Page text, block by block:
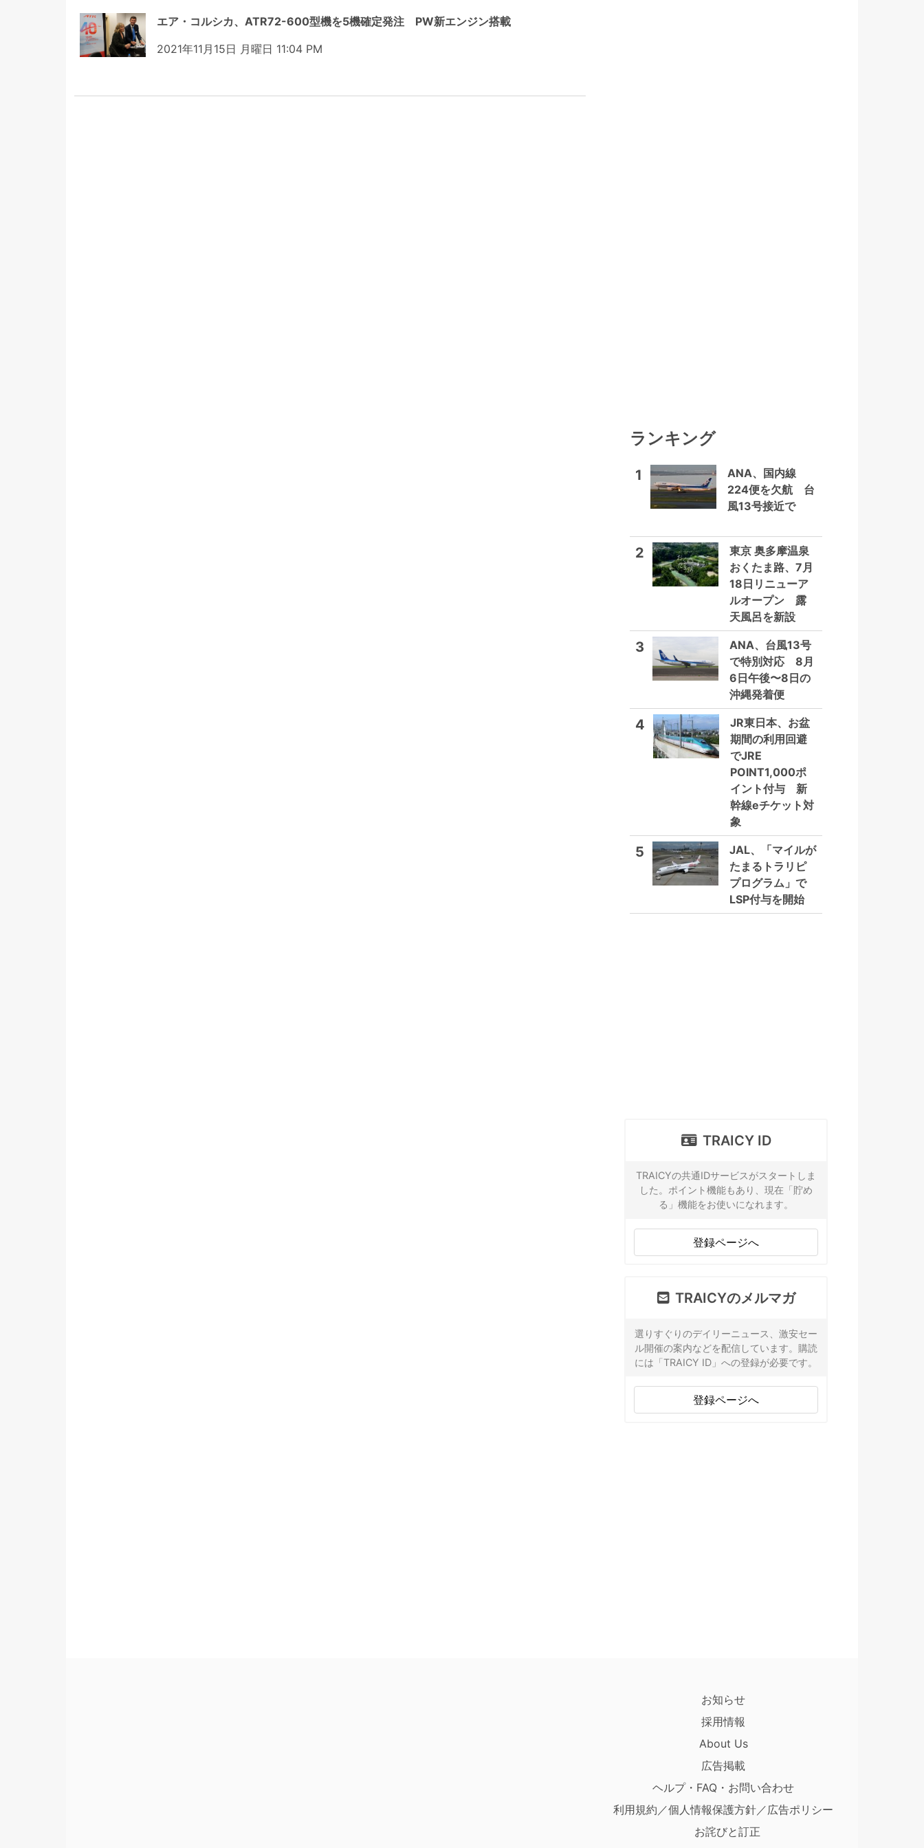
エア・コルシカ、ATR72-600型機を5機確定発注 PW新エンジン搭載
2021年11月15日 月曜日 11:04 PM
ランキング
1
ANA、国内線
224便を欠航 台
風13号接近で
2
東京 奥多摩温泉
おくたま路、7月
18日リニューア
ルオープン 露
天風呂を新設
3
ANA、台風13号
で特別対応 8月
6日午後〜8日の
沖縄発着便
4
JR東日本、お盆
期間の利用回避
でJRE
POINT1,000ポ
イント付与 新
幹線eチケット対
象
5
JAL、「マイルが
たまるトラリピ
プログラム」で
LSP付与を開始
TRAICY ID
TRAICYの共通IDサービスがスタートしま
した。ポイント機能もあり、現在「貯め
る」機能をお使いになれます。
登録ページへ
TRAICYのメルマガ
選りすぐりのデイリーニュース、激安セー
ル開催の案内などを配信しています。購読
には「TRAICY ID」への登録が必要です。
登録ページへ
お知らせ
採用情報
About Us
広告掲載
ヘルプ・FAQ・お問い合わせ
利用規約／個人情報保護方針／広告ポリシー
お詫びと訂正